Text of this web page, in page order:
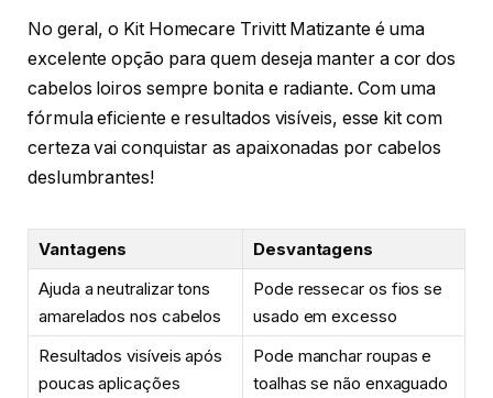
No geral, o Kit Homecare Trivitt Matizante é uma
excelente opção para quem deseja manter a cor dos
cabelos loiros sempre bonita e radiante. Com uma
fórmula eficiente e resultados visíveis, esse kit com
certeza vai conquistar as apaixonadas por cabelos
deslumbrantes!
Vantagens
Desvantagens
Ajuda a neutralizar tons
amarelados nos cabelos
Pode ressecar os fios se
usado em excesso
Resultados visíveis após
poucas aplicações
Pode manchar roupas e
toalhas se não enxaguado